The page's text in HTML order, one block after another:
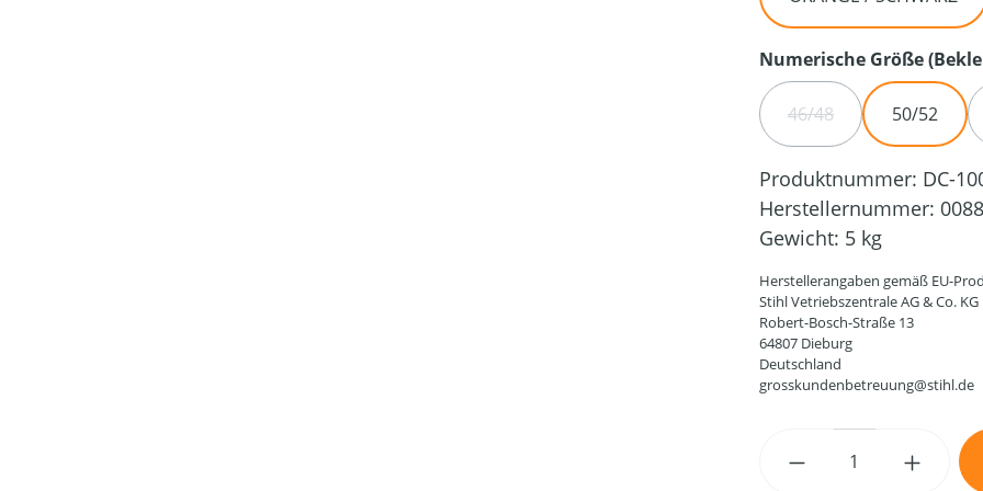
Numerische Größe
46/48(DIESE OPTION IST
50/52
Produktnummer: DC-
Herstellernummer:
Gewicht: 5 kg
Herstellerangaben gemäß EU-
Stihl Vetriebszentrale AG & Co. KG
Robert-Bosch-Straße 13
64807 Dieburg
Deutschland
grosskundenbetreuung@stihl.de
Produkt Anzahl: